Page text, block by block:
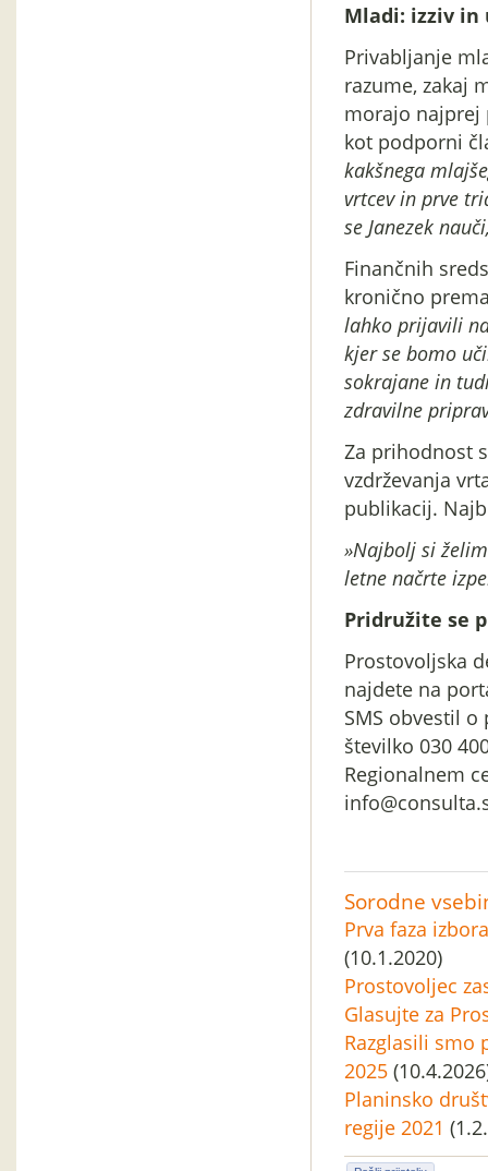
Mladi: izziv in
Privabljanje
razume, zakaj
morajo najprej
kot podporni
kakšnega
vrtcev in prve
se Janezek
Finančnih
kronično
lahko prijavili
kjer se bomo
sokrajane in
zdravilne
Za prihodnost
vzdrževanja
publikacij.
»Najbolj si
letne načrte
Pridružite se
Prostovoljska
najdete na
SMS obvestil o
številko 030
Regionalnem
Sorodne
Prva faza
(10.1.2020)
Prostovoljec
Glasujte za
Razglasili smo
2025
Planinsko
regije 2021